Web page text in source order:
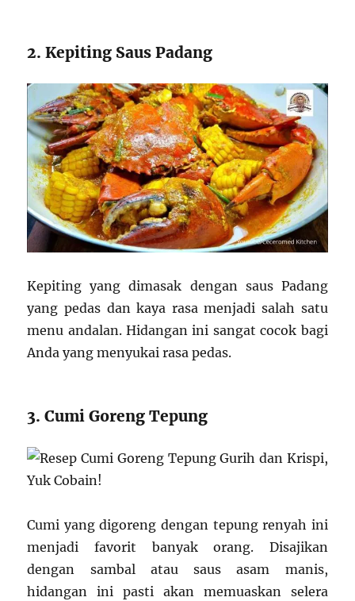
2. Kepiting Saus Padang
Kepiting yang dimasak dengan saus Padang
yang pedas dan kaya rasa menjadi salah satu
menu andalan. Hidangan ini sangat cocok bagi
Anda yang menyukai rasa pedas.
3. Cumi Goreng Tepung
Cumi yang digoreng dengan tepung renyah ini
menjadi favorit banyak orang. Disajikan
dengan sambal atau saus asam manis,
hidangan ini pasti akan memuaskan selera